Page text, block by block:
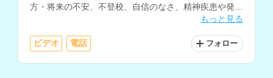
方・将来の不安、不登校、自信のなさ、精神疾患や発達
障害を抱える悩みについての相談などに対応されていま
もっと見る
ビデオ 電話 フォロー